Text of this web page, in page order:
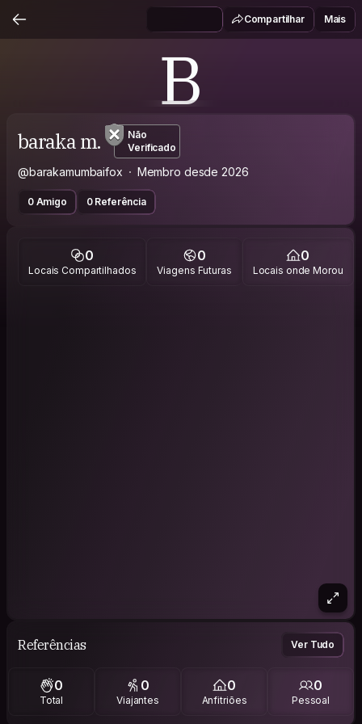
Compartilhar Mais
B
baraka m.
Não
Verificado
@barakamumbaifox Membro desde 2026
0 Amigo 0 Referência
0
Locais Compartilhados
0
Viagens Futuras
0
Locais onde Morou
Referências Ver Tudo
0
Total
0
Viajantes
0
Anfitriões
0
Pessoal